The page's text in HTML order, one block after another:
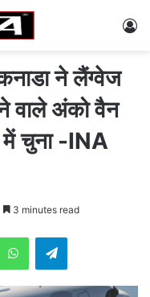
ने लैंग्वेज
वाले अंको वैन
चुना -INA
3 minutes read